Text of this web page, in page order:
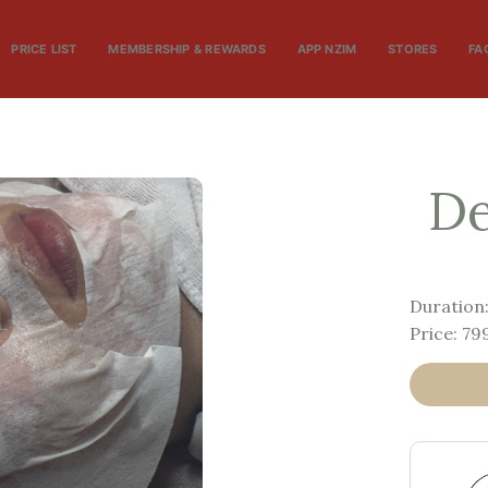
PRICE LIST MEMBERSHIP & REWARDS APP NZIM STORES
Price: